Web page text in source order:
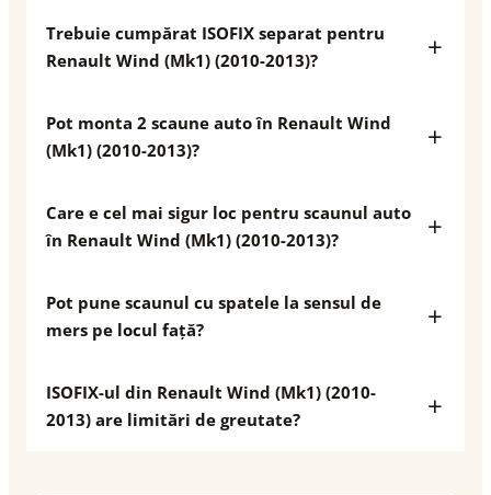
Trebuie cumpărat ISOFIX separat pentru
Renault Wind (Mk1) (2010-2013)?
Pot monta 2 scaune auto în Renault Wind
(Mk1) (2010-2013)?
Care e cel mai sigur loc pentru scaunul auto
în Renault Wind (Mk1) (2010-2013)?
Pot pune scaunul cu spatele la sensul de
mers pe locul față?
ISOFIX-ul din Renault Wind (Mk1) (2010-
2013) are limitări de greutate?